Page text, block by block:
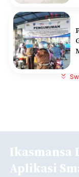
Ikasmansa
Aplikasi